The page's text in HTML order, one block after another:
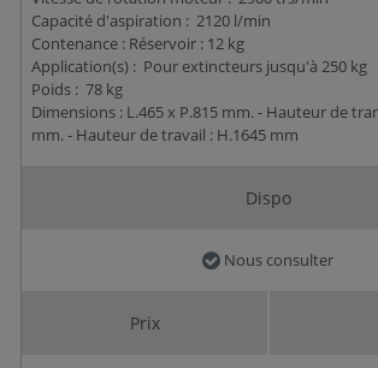
Capacité d'aspiration : 2120 l/min
Contenance : Réservoir : 12 kg
Application(s) : Pour extincteurs jusqu'à 250 kg
Poids : 78 kg
Dimensions : L.465 x P.815 mm. - Hauteur de
mm. - Hauteur de travail : H.1645 mm
Dispo
Nous consulter
Prix